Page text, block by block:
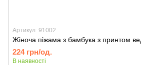
Артикул: 91002
Жіноча піжама з бамбука з принтом
224 грн/од.
В наявності